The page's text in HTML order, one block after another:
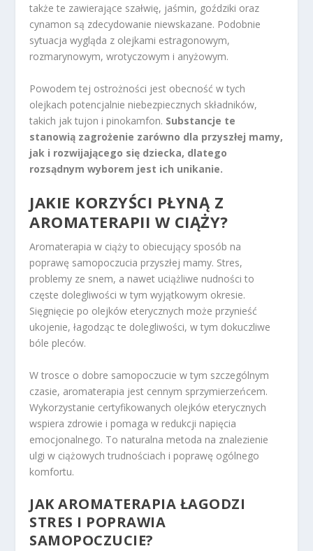
także te zawierające szałwię, jaśmin, goździki oraz
cynamon są zdecydowanie niewskazane. Podobnie
sytuacja wygląda z olejkami estragonowym,
rozmarynowym, wrotyczowym i anyżowym.
Powodem tej ostrożności jest obecność w tych
olejkach potencjalnie niebezpiecznych składników,
takich jak tujon i pinokamfon. Substancje te
stanowią zagrożenie zarówno dla przyszłej mamy,
jak i rozwijającego się dziecka, dlatego
rozsądnym wyborem jest ich unikanie.
JAKIE KORZYŚCI PŁYNĄ Z
AROMATERAPII W CIĄŻY?
Aromaterapia w ciąży to obiecujący sposób na
poprawę samopoczucia przyszłej mamy. Stres,
problemy ze snem, a nawet uciążliwe nudności to
częste dolegliwości w tym wyjątkowym okresie.
Sięgnięcie po olejków eterycznych może przynieść
ukojenie, łagodząc te dolegliwości, w tym dokuczliwe
bóle pleców.
W trosce o dobre samopoczucie w tym szczególnym
czasie, aromaterapia jest cennym sprzymierzeńcem.
Wykorzystanie certyfikowanych olejków eterycznych
wspiera zdrowie i pomaga w redukcji napięcia
emocjonalnego. To naturalna metoda na znalezienie
ulgi w ciążowych trudnościach i poprawę ogólnego
komfortu.
JAK AROMATERAPIA ŁAGODZI
STRES I POPRAWIA
SAMOPOCZUCIE?